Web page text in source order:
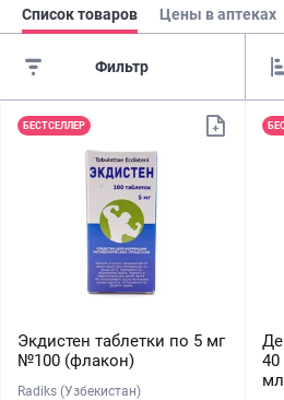
Список товаров Цены в аптеках
Фильтр
БЕСТСЕЛЛЕР
Экдистен таблетки по 5 мг
№100 (флакон)
Radiks (Узбекистан)
40